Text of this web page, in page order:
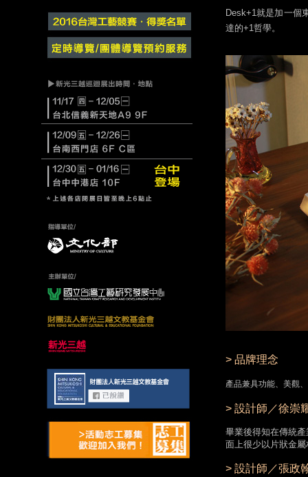
Desk+1就是加一個
達的+1哲學。
> 品牌理念
產品兼具功能、美觀
> 設計師／徐崇
畢業後得知在傳統
面上很少以片狀金
> 設計師／張政